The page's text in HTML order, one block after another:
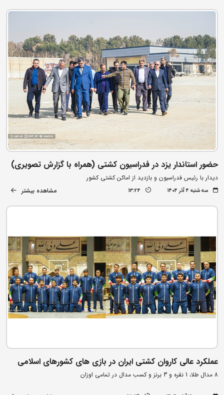
حضور استاندار یزد در فدراسیون کشتی (همراه با گزارش تصویری)
دیدار با رئیس فدراسیون و بازدید از اماکن کشتی کشور
سه شنبه ۴ آذر ۱۴۰۴ 13:24 مشاهده بیشتر
عملکرد عالی کاروان کشتی ایران در بازی های کشورهای اسلامی
8 مدال طلا، 1 نقره و 3 برنز و کسب مدال در تمامی اوزان